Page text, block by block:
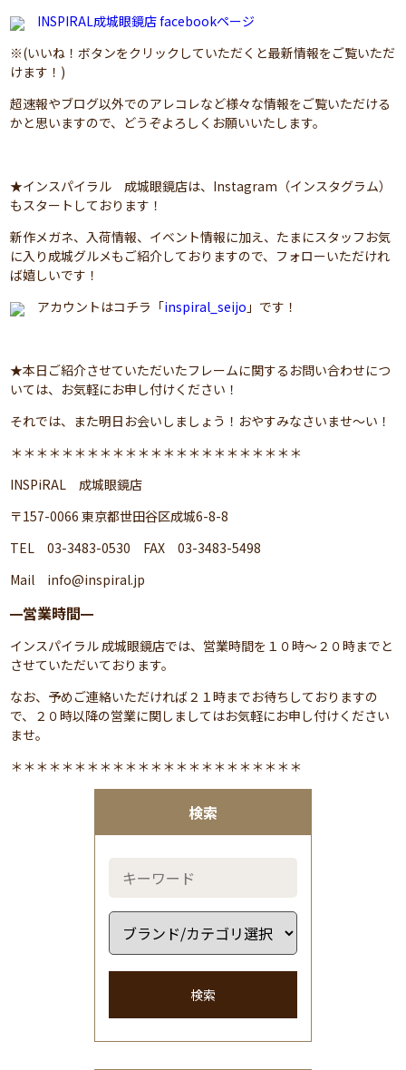
検索
検索
INSPIRAL成城眼鏡店 facebookページ
※(いいね！ボタンをクリックしていただくと最新情報をご覧いただ
けます！)
超速報やブログ以外でのアレコレなど様々な情報をご覧いただける
かと思いますので、どうぞよろしくお願いいたします。
★インスパイラル 成城眼鏡店は、Instagram（インスタグラム）
もスタートしております！
新作メガネ、入荷情報、イベント情報に加え、たまにスタッフお気
に入り成城グルメもご紹介しておりますので、フォローいただけれ
ば嬉しいです！
アカウントはコチラ「inspiral_seijo 」です！
★本日ご紹介させていただいたフレームに関するお問い合わせにつ
いては、お気軽にお申し付けください！
それでは、また明日お会いしましょう！おやすみなさいませ～い！
＊＊＊＊＊＊＊＊＊＊＊＊＊＊＊＊＊＊＊＊＊＊＊
INSPiRAL 成城眼鏡店
〒157-0066 東京都世田谷区成城6-8-8
TEL 03-3483-0530 FAX 03-3483-5498
Mail info@inspiral.jp
━営業時間━
インスパイラル 成城眼鏡店では、営業時間を１０時～２０時までと
させていただいております。
なお、予めご連絡いただければ２１時までお待ちしておりますの
で、２０時以降の営業に関しましてはお気軽にお申し付けください
ませ。
＊＊＊＊＊＊＊＊＊＊＊＊＊＊＊＊＊＊＊＊＊＊＊